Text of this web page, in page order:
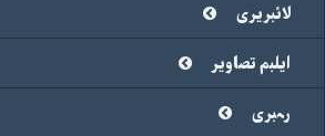
لائبریری
ایلبم تصاویر
رہبری